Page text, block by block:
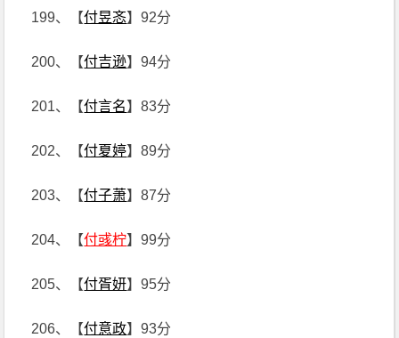
199、【付昱忞】92分
200、【付吉逊】94分
201、【付言名】83分
202、【付夏婷】89分
203、【付子萧】87分
204、【付彧柠】99分
205、【付胥妍】95分
206、【付意政】93分